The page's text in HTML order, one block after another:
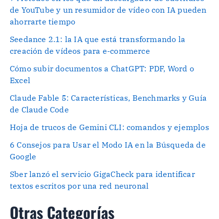
de YouTube y un resumidor de vídeo con IA pueden
ahorrarte tiempo
Seedance 2.1: la IA que está transformando la
creación de vídeos para e-commerce
Cómo subir documentos a ChatGPT: PDF, Word o
Excel
Claude Fable 5: Características, Benchmarks y Guía
de Claude Code
Hoja de trucos de Gemini CLI: comandos y ejemplos
6 Consejos para Usar el Modo IA en la Búsqueda de
Google
Sber lanzó el servicio GigaCheck para identificar
textos escritos por una red neuronal
Otras Categorías